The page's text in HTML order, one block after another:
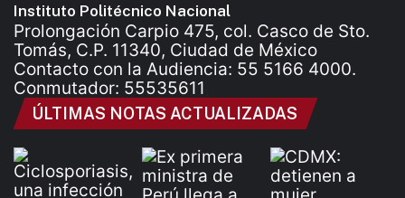
Instituto Politécnico Nacional
Prolongación Carpio 475, col. Casco de Sto.
Tomás, C.P. 11340, Ciudad de México
Contacto con la Audiencia: 55 5166 4000.
Conmutador: 55535611
ÚLTIMAS NOTAS ACTUALIZADAS